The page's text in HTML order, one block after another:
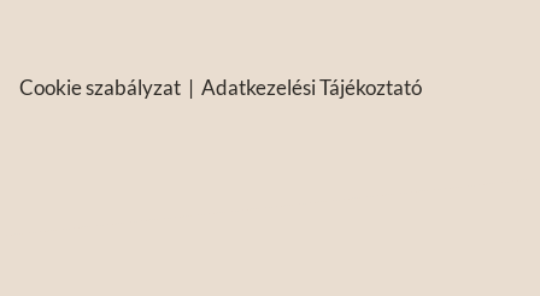
Cookie szabályzat | Adatkezelési Tájékoztató